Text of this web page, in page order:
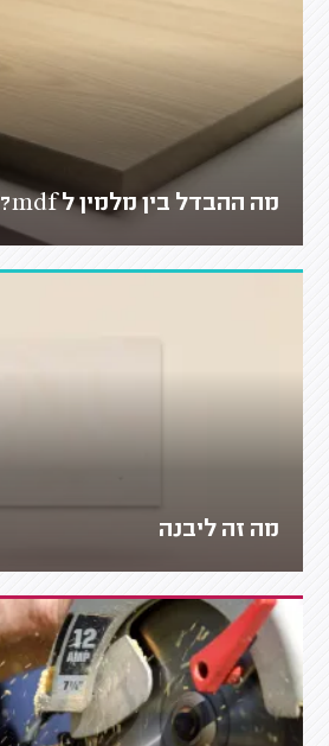
מה ההבדל בין מלמין ל mdf?
מה זה ליבנה